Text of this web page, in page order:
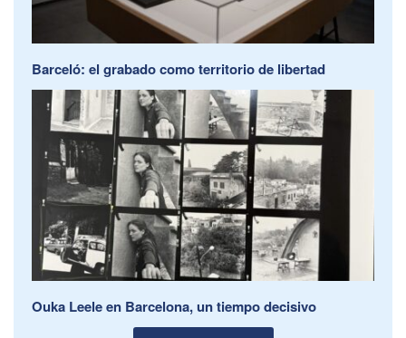
Barceló: el grabado como territorio de libertad
Ouka Leele en Barcelona, un tiempo decisivo